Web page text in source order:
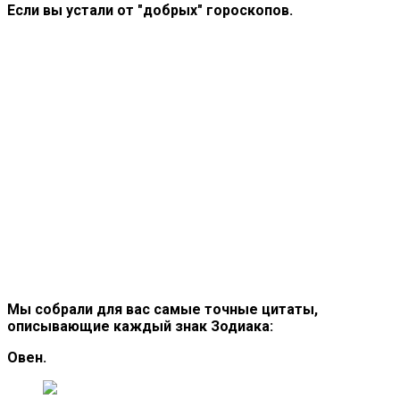
Если вы устали от ″добрых″ гороскопов.
Мы собрали для вас самые точные цитаты,
описывающие каждый знак Зодиака:
Овен.